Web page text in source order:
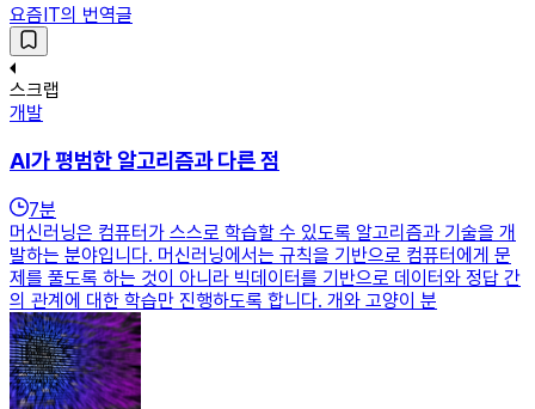
요즘IT의 번역글
스크랩
개발
AI가 평범한 알고리즘과 다른 점
7분
머신러닝은 컴퓨터가 스스로 학습할 수 있도록 알고리즘과 기술을 개
발하는 분야입니다. 머신러닝에서는 규칙을 기반으로 컴퓨터에게 문
제를 풀도록 하는 것이 아니라 빅데이터를 기반으로 데이터와 정답 간
의 관계에 대한 학습만 진행하도록 합니다. 개와 고양이 분